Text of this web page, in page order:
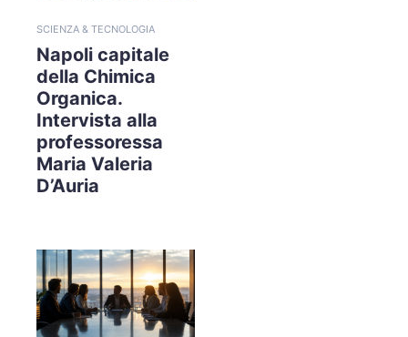
SCIENZA & TECNOLOGIA
Napoli capitale
della Chimica
Organica.
Intervista alla
professoressa
Maria Valeria
D’Auria